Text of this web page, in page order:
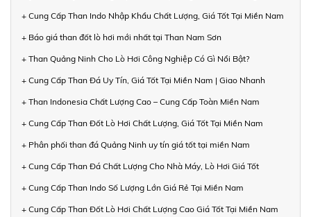
+ Cung Cấp Than Indo Nhập Khẩu Chất Lượng, Giá Tốt Tại Miền Nam
+ Báo giá than đốt lò hơi mới nhất tại Than Nam Sơn
+ Than Quảng Ninh Cho Lò Hơi Công Nghiệp Có Gì Nổi Bật?
+ Cung Cấp Than Đá Uy Tín, Giá Tốt Tại Miền Nam | Giao Nhanh
+ Than Indonesia Chất Lượng Cao – Cung Cấp Toàn Miền Nam
+ Cung Cấp Than Đốt Lò Hơi Chất Lượng, Giá Tốt Tại Miền Nam
+ Phân phối than đá Quảng Ninh uy tín giá tốt tại miền Nam
+ Cung Cấp Than Đá Chất Lượng Cho Nhà Máy, Lò Hơi Giá Tốt
+ Cung Cấp Than Indo Số Lượng Lớn Giá Rẻ Tại Miền Nam
+ Cung Cấp Than Đốt Lò Hơi Chất Lượng Cao Giá Tốt Tại Miền Nam